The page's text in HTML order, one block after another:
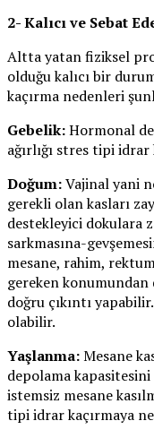
2- Kalıcı ve Sebat
Altta yatan fiziksel
olduğu kalıcı bir
kaçırma nedenleri
Gebelik:Hormonal
ağırlığı stres tipi
Doğum:Vajinal yani
gerekli olan kasları
destekleyici dokulara
sarkmasına-
mesane, rahim,
gereken konumundan
doğru çıkıntı
olabilir.
Yaşlanma:Mesane
depolama kapasitesini
istemsiz mesane
tipi idrar kaçırmaya